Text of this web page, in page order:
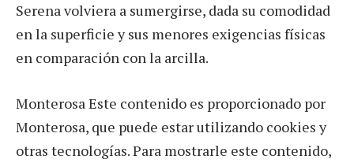
Serena volviera a sumergirse, dada su comodidad
en la superficie y sus menores exigencias físicas
en comparación con la arcilla.
Monterosa Este contenido es proporcionado por
Monterosa, que puede estar utilizando cookies y
otras tecnologías. Para mostrarle este contenido,